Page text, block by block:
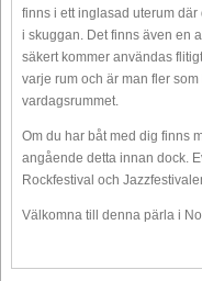
finns i ett inglasad uterum
i skuggan. Det finns även en
säkert kommer användas
varje rum och är man fler
vardagsrummet.
Om du har båt med dig finns
angående detta innan dock.
Rockfestival och
Välkomna till denna pärla i